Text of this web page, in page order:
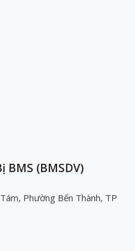
BMS (BMSDV)
Phường Bến Thành, TP